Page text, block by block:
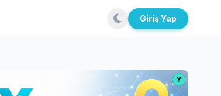
Giriş Yap